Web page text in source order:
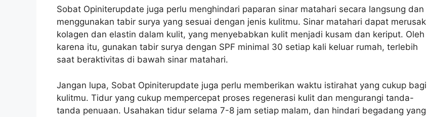
Sobat Opiniterupdate juga perlu menghindari paparan sinar matahari secara langsung dan
menggunakan tabir surya yang sesuai dengan jenis kulitmu. Sinar matahari dapat merusak
kolagen dan elastin dalam kulit, yang menyebabkan kulit menjadi kusam dan keriput. Oleh
karena itu, gunakan tabir surya dengan SPF minimal 30 setiap kali keluar rumah, terlebih
saat beraktivitas di bawah sinar matahari.
Jangan lupa, Sobat Opiniterupdate juga perlu memberikan waktu istirahat yang cukup bagi
kulitmu. Tidur yang cukup mempercepat proses regenerasi kulit dan mengurangi tanda-
tanda penuaan. Usahakan tidur selama 7-8 jam setiap malam, dan hindari begadang yang